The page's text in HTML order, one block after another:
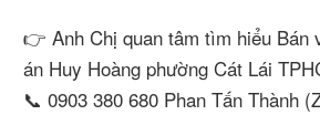
👉 Anh Chị quan tâm tìm hiểu Bán
án Huy Hoàng phường Cát Lái
📞 0903 380 680 Phan Tấn Thành